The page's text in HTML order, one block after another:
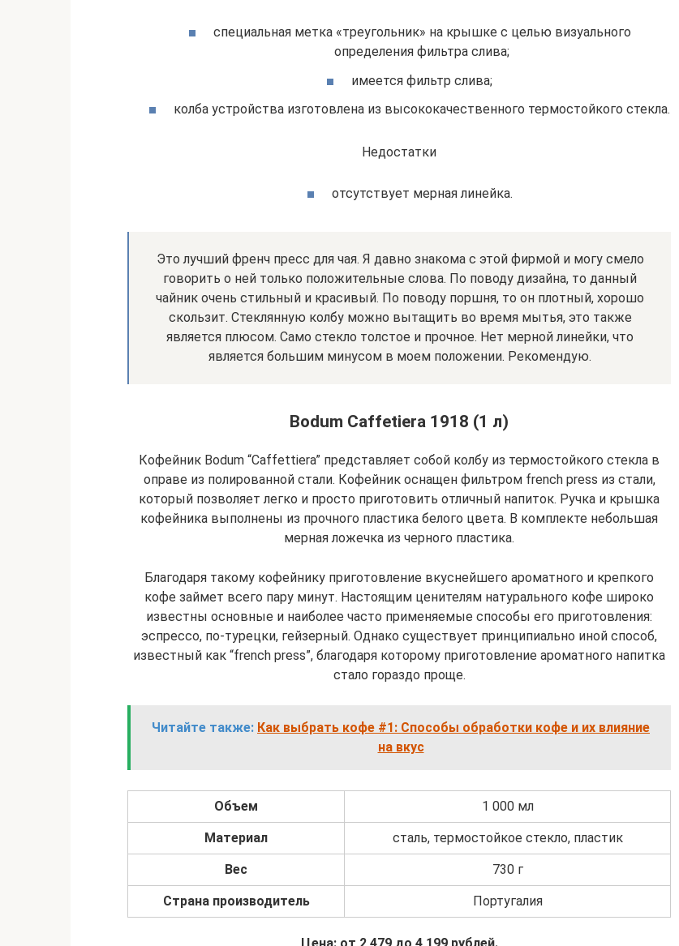
специальная метка «треугольник» на крышке с целью визуального
определения фильтра слива;
имеется фильтр слива;
колба устройства изготовлена из высококачественного термостойкого стекла.
Недостатки
отсутствует мерная линейка.
Это лучший френч пресс для чая. Я давно знакома с этой фирмой и могу смело
говорить о ней только положительные слова. По поводу дизайна, то данный
чайник очень стильный и красивый. По поводу поршня, то он плотный, хорошо
скользит. Стеклянную колбу можно вытащить во время мытья, это также
является плюсом. Само стекло толстое и прочное. Нет мерной линейки, что
является большим минусом в моем положении. Рекомендую.
Bodum Caffetiera 1918 (1 л)
Кофейник Bodum “Caffettiera” представляет собой колбу из термостойкого стекла в
оправе из полированной стали. Кофейник оснащен фильтром french press из стали,
который позволяет легко и просто приготовить отличный напиток. Ручка и крышка
кофейника выполнены из прочного пластика белого цвета. В комплекте небольшая
мерная ложечка из черного пластика.
Благодаря такому кофейнику приготовление вкуснейшего ароматного и крепкого
кофе займет всего пару минут. Настоящим ценителям натурального кофе широко
известны основные и наиболее часто применяемые способы его приготовления:
эспрессо, по-турецки, гейзерный. Однако существует принципиально иной способ,
известный как “french press”, благодаря которому приготовление ароматного напитка
стало гораздо проще.
Читайте также: Как выбрать кофе #1: Способы обработки кофе и их влияние
на вкус
Объем 1 000 мл
Материал сталь, термостойкое стекло, пластик
Вес 730 г
Страна производитель Португалия